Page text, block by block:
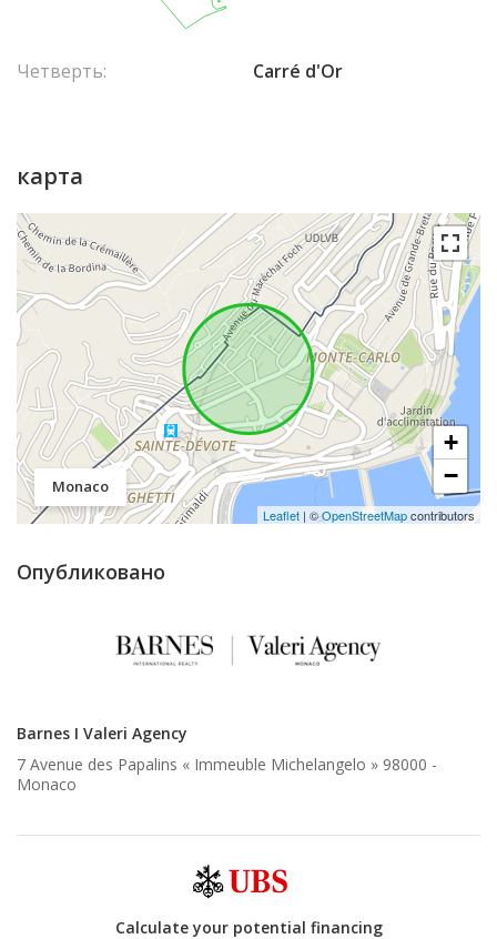
Четверть: Carré d'Or
карта
Monaco
+
−
Leaflet | ©OpenStreetMapcontributors
Опубликовано
Barnes I Valeri Agency
7 Avenue des Papalins « Immeuble Michelangelo » 98000 -
Monaco
Calculate your potential financing